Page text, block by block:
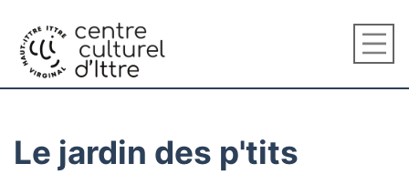
Le jardin des p'tits